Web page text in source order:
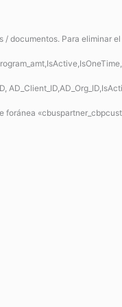
documentos. Para
foránea